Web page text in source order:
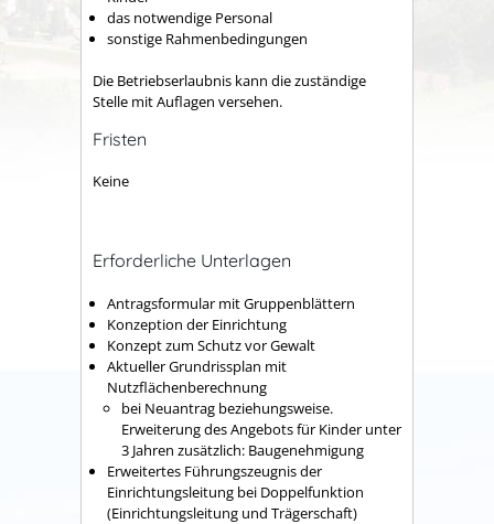
das notwendige Personal
sonstige Rahmenbedingungen
Die Betriebserlaubnis kann die zuständige
Stelle mit Auflagen versehen.
Fristen
Keine
Erforderliche Unterlagen
Antragsformular mit Gruppenblättern
Konzeption der Einrichtung
Konzept zum Schutz vor Gewalt
Aktueller Grundrissplan mit
Nutzflächenberechnung
bei Neuantrag beziehungsweise.
Erweiterung des Angebots für Kinder unter
3 Jahren zusätzlich: Baugenehmigung
Erweitertes Führungszeugnis der
Einrichtungsleitung bei Doppelfunktion
(Einrichtungsleitung und Trägerschaft)